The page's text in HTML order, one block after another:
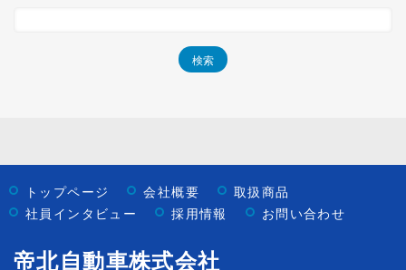
トップページ 会社概要
取扱商品
社員インタビュー
採用情報 お問い合わせ
帝北自動車株式会社